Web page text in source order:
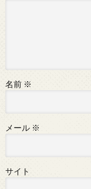
名前 ※
メール ※
サイト